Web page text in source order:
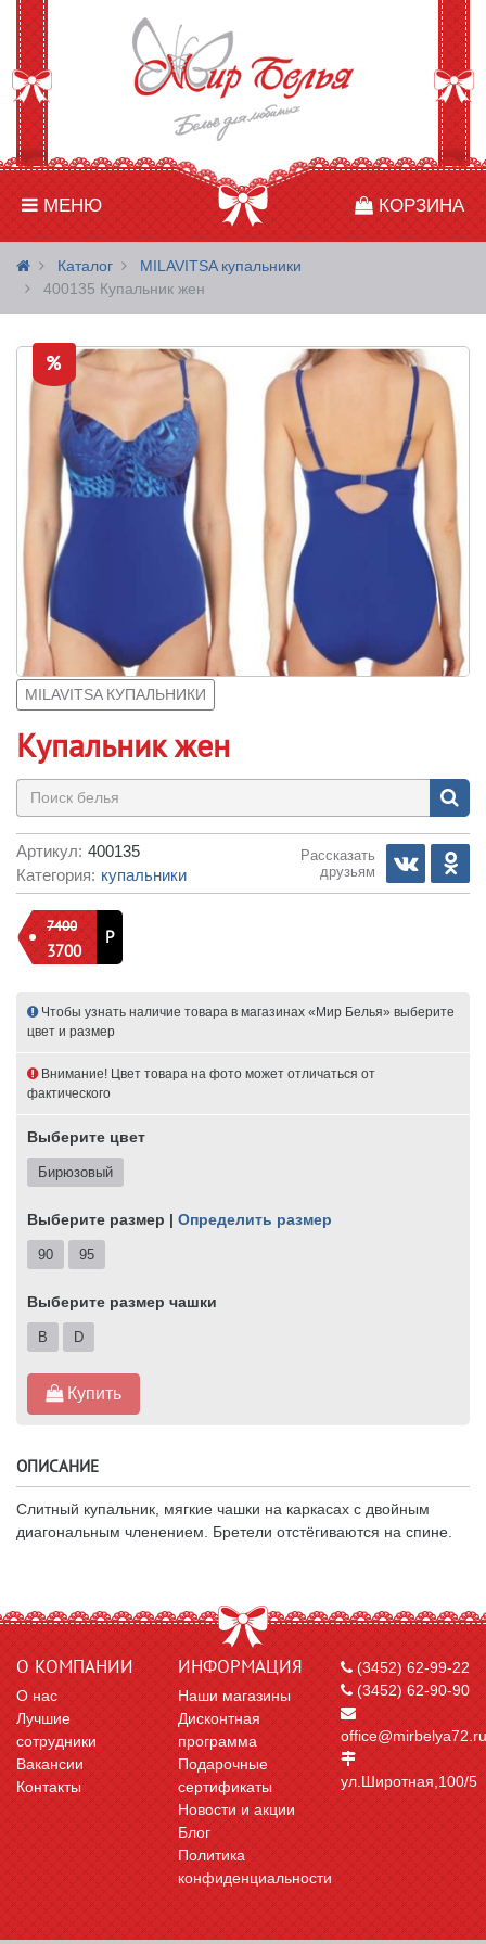
МЕНЮ КОРЗИНА
Каталог
MILAVITSA купальники
400135 Купальник жен
MILAVITSA КУПАЛЬНИКИ
Купальник жен
Артикул: 400135
Категория: купальники
Рассказать
друзьям
7400
3700
Р
Чтобы узнать наличие товара в магазинах «Мир Белья» выберите
цвет и размер
Внимание! Цвет товара на фото может отличаться от
фактического
Выберите цвет
Бирюзовый
Выберите размер | Определить размер
90 95
Выберите размер чашки
B D
Купить
ОПИСАНИЕ
Слитный купальник, мягкие чашки на каркасах с двойным
диагональным членением. Бретели отстёгиваются на спине.
О КОМПАНИИ
О нас
Лучшие
сотрудники
Вакансии
Контакты
ИНФОРМАЦИЯ
Наши магазины
Дисконтная
программа
Подарочные
сертификаты
Новости и акции
Блог
Политика
конфиденциальности
(3452) 62-99-22
(3452) 62-90-90
office@mirbelya72.ru
ул.Широтная,100/5